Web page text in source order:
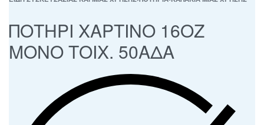
ΠΟΤΗΡΙ ΧΑΡΤΙΝΟ 16ΟΖ
ΜΟΝΟ ΤΟΙΧ. 50ΑΔΑ